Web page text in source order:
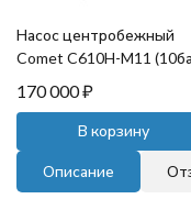
Насос центробежный
Comet C610H-M11
655 л/мин, с
гидромотором)
170 000₽
В корзину
Описание